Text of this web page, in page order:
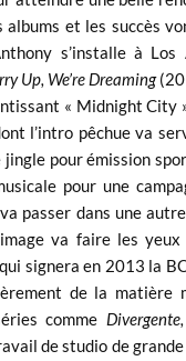
et les succès
s’installe à Los
Up, We’re Dreaming
« Midnight City
l’intro pêchue va
pour émission
pour une
passer dans une
va faire les
signera en 2013 la
de la matière
comme Divergente,
de studio de